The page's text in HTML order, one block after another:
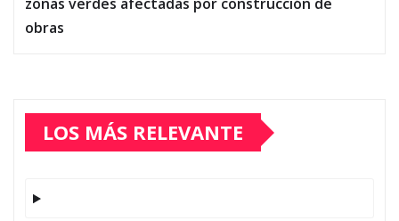
obras
LOS MÁS RELEVANTE